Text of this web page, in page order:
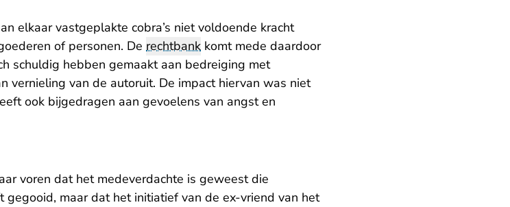
elkaar vastgeplakte cobra’s niet voldoende kracht
of personen. De rechtbank komt mede daardoor
schuldig hebben gemaakt aan bedreiging met
vernieling van de autoruit. De impact hiervan was niet
ook bijgedragen aan gevoelens van angst en
voren dat het medeverdachte is geweest die
maar dat het initiatief van de ex-vriend van het